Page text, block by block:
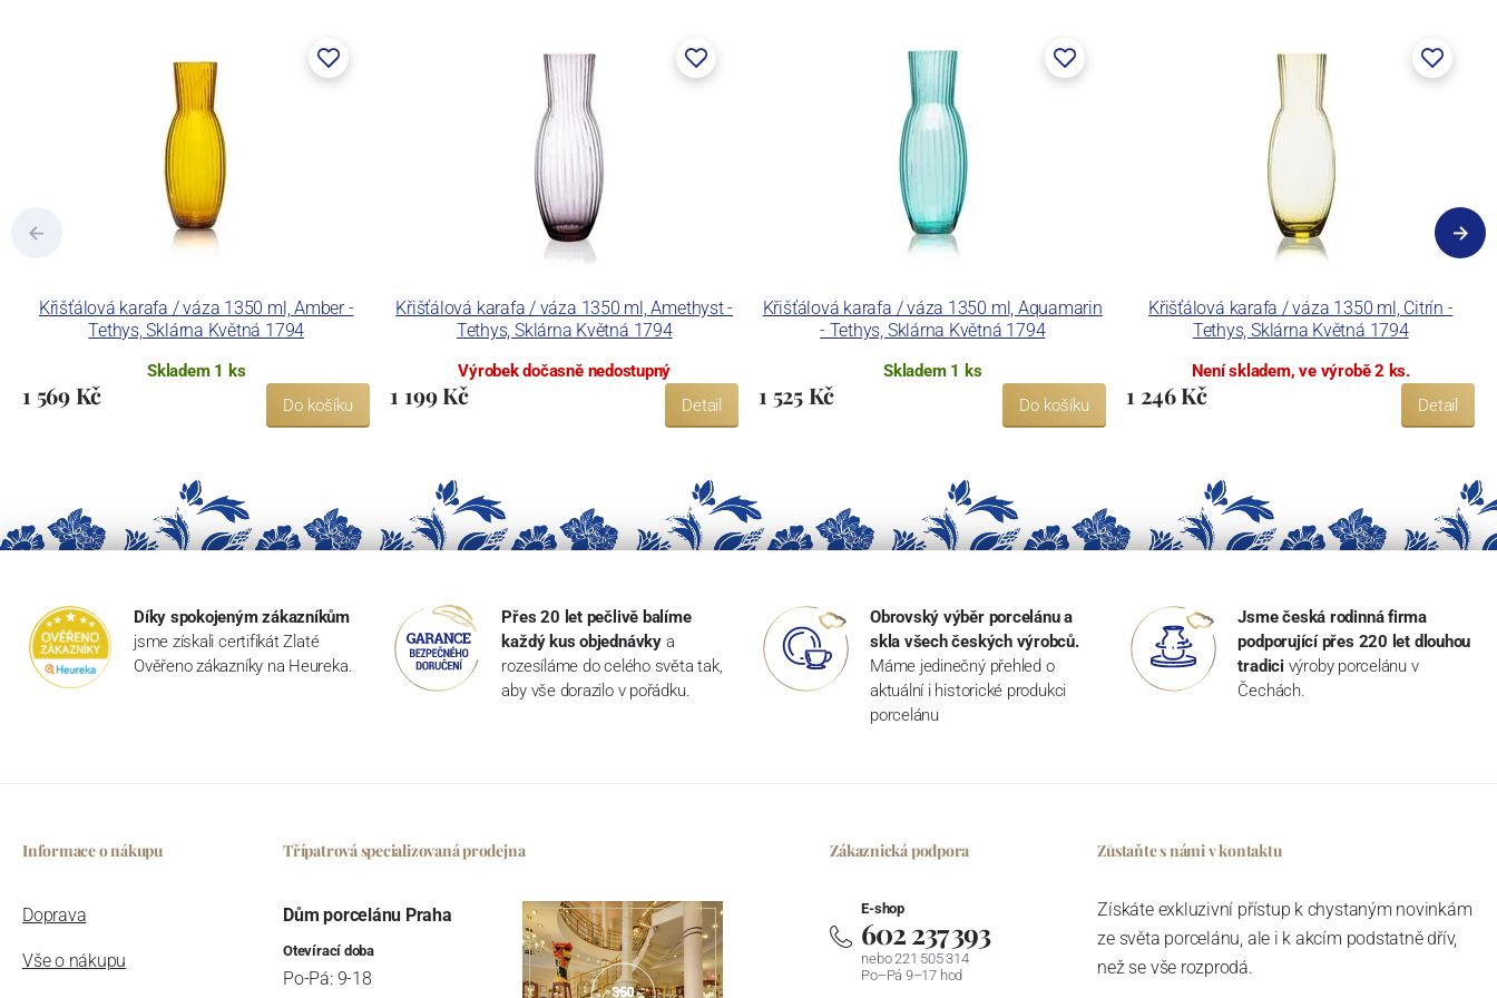
Křišťálová karafa / váza 1350 ml, Amber -
Tethys, Sklárna Květná 1794
Skladem 1 ks
1 569 Kč Do košíku
Křišťálová karafa / váza 1350 ml, Amethyst -
Tethys, Sklárna Květná 1794
Výrobek dočasně nedostupný
1 199 Kč Detail
Křišťálová karafa / váza 1350 ml, Aquamarin
- Tethys, Sklárna Květná 1794
Skladem 1 ks
1 525 Kč Do košíku
Křišťálová karafa / váza 1350 ml, Citrín -
Tethys, Sklárna Květná 1794
Není skladem, ve výrobě 2 ks.
1 246 Kč Detail
Díky spokojeným zákazníkům
jsme získali certifikát Zlaté
Ověřeno zákazníky na Heureka.
Přes 20 let pečlivě balíme
každý kus objednávky a
rozesíláme do celého světa tak,
aby vše dorazilo v pořádku.
Obrovský výběr porcelánu a
skla všech českých výrobců.
Máme jedinečný přehled o
aktuální i historické produkci
porcelánu
Jsme česká rodinná firma
podporující přes 220 let dlouhou
tradici výroby porcelánu v
Čechách.
Informace o nákupu
Doprava
Vše o nákupu
Třípatrová specializovaná prodejna
Dům porcelánu Praha
Otevírací doba
Po-Pá: 9-18
Zákaznická podpora
E-shop
602 237 393
nebo 221 505 314
Po–Pá 9–17 hod
Zůstaňte s námi v kontaktu
Získáte exkluzivní přístup k chystaným novinkám
ze světa porcelánu, ale i k akcím podstatně dřív,
než se vše rozprodá.